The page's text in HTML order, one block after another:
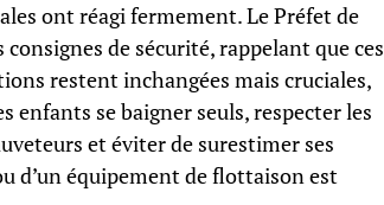
ont réagi fermement. Le Préfet de
de sécurité, rappelant que ces
restent inchangées mais cruciales,
enfants se baigner seuls, respecter les
et éviter de surestimer ses
d’un équipement de flottaison est